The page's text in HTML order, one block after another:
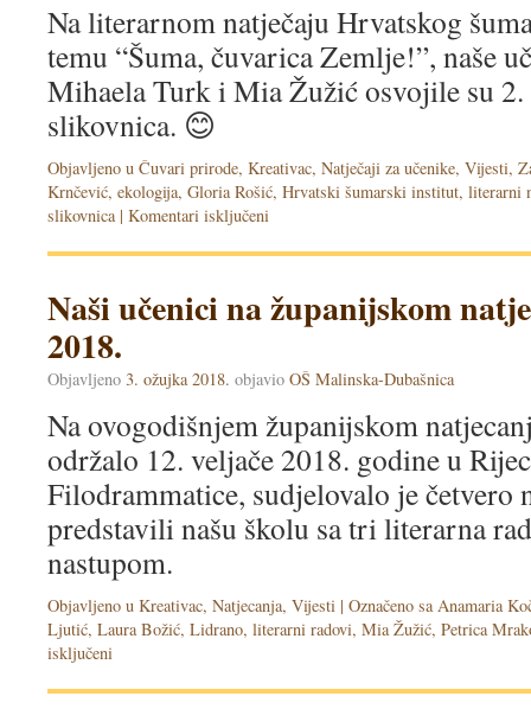
Na literarnom natječaju Hrvatskog
temu “Šuma, čuvarica Zemlje!”, naše
Mihaela Turk i Mia Žužić osvojile su
slikovnica. 😊
Objavljeno u Čuvari prirode, Kreativac, Natječaji za učenike, Vijesti,
Krnčević, ekologija, Gloria Rošić, Hrvatski šumarski institut, literarni
slikovnica | Komentari isključeni
Naši učenici na županijskom
2018.
Objavljeno 3. ožujka 2018. objavio OŠ Malinska-Dubašnica
Na ovogodišnjem županijskom
održalo 12. veljače 2018. godine u
Filodrammatice, sudjelovalo je četvero
predstavili našu školu sa tri literarna
nastupom.
Objavljeno u Kreativac, Natjecanja, Vijesti | Označeno sa Anamaria
Ljutić, Laura Božić, Lidrano, literarni radovi, Mia Žužić, Petrica
isključeni